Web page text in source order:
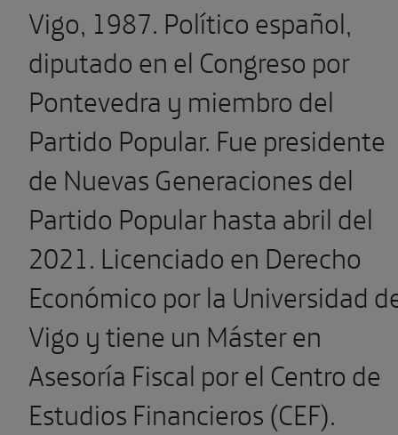
Vigo, 1987. Político español,
diputado en el Congreso por
Pontevedra y miembro del
Partido Popular. Fue presidente
de Nuevas Generaciones del
Partido Popular hasta abril del
2021. Licenciado en Derecho
Económico por la Universidad
Vigo y tiene un Máster en
Asesoría Fiscal por el Centro de
Estudios Financieros (CEF).